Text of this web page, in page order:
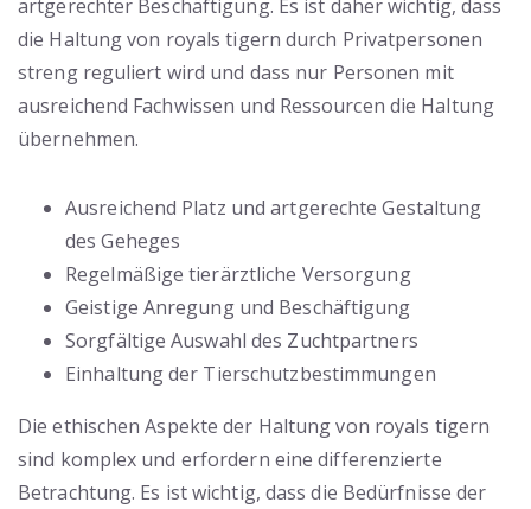
artgerechter Beschäftigung. Es ist daher wichtig, dass
die Haltung von royals tigern durch Privatpersonen
streng reguliert wird und dass nur Personen mit
ausreichend Fachwissen und Ressourcen die Haltung
übernehmen.
Ausreichend Platz und artgerechte Gestaltung
des Geheges
Regelmäßige tierärztliche Versorgung
Geistige Anregung und Beschäftigung
Sorgfältige Auswahl des Zuchtpartners
Einhaltung der Tierschutzbestimmungen
Die ethischen Aspekte der Haltung von royals tigern
sind komplex und erfordern eine differenzierte
Betrachtung. Es ist wichtig, dass die Bedürfnisse der